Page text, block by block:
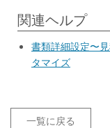
関連ヘルプ
書類詳細設定〜
タマイズ
一覧に戻る